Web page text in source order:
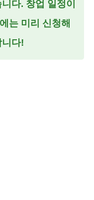
다. 창업 일정이
는 미리 신청해
다!